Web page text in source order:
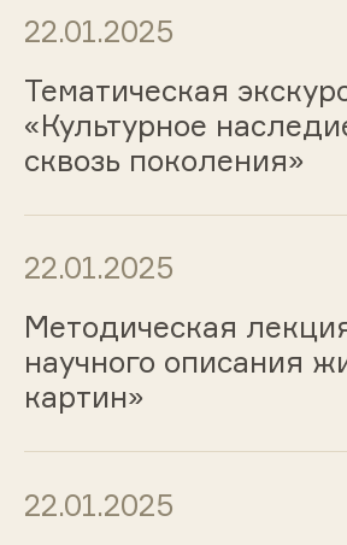
22.01.2025
Тематическая
«Культурное
сквозь поколения»
22.01.2025
Методическая
научного описания
картин»
22.01.2025